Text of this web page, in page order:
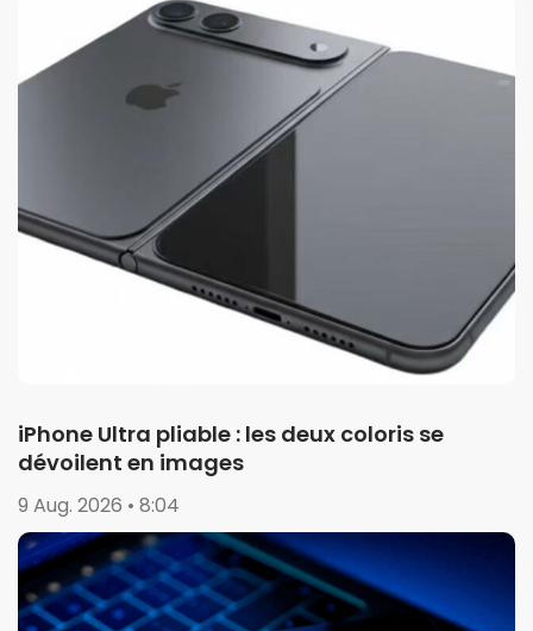
iPhone Ultra pliable : les deux coloris se
dévoilent en images
9 Aug. 2026 • 8:04